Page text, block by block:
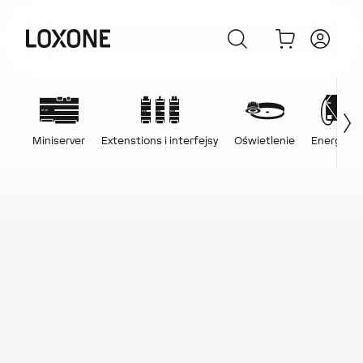
Miniserver Extenstions i interfejsy Oświetlenie Energia